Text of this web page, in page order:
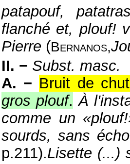
patapouf,
flanché et, plouf!
Pierre (Bernanos,
II. − Subst. masc.
A. − Bruit de
gros plouf. À
comme un
sourds, sans écho
p.211).Lisette (...)